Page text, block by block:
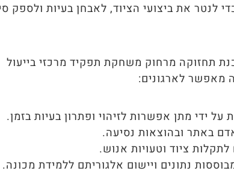
לנטר את ביצועי הציוד, לאבחן בעיות ולספק
תחזוקה מרחוק משחקת תפקיד מרכזי בייעול
מאפשר לארגונים:
ידי מתן אפשרות לזיהוי ופתרון בעיות בזמן.
באתר ובהוצאות נסיעה.
ציוד וטעויות אנוש.
נתונים ויישום אלגוריתם ללמידת מכונה.